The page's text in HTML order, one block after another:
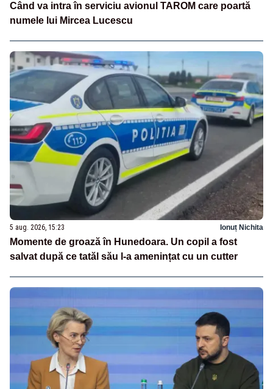
Când va intra în serviciu avionul TAROM care poartă
numele lui Mircea Lucescu
5 aug. 2026, 15:23 Ionuț Nichita
Momente de groază în Hunedoara. Un copil a fost
salvat după ce tatăl său l-a amenințat cu un cutter